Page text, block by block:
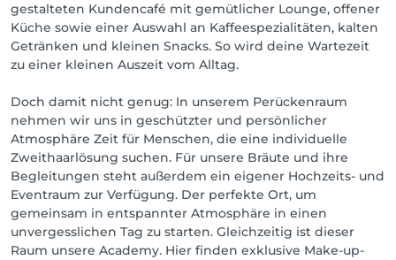
gestalteten Kundencafé mit gemütlicher Lounge, offener
Küche sowie einer Auswahl an Kaffeespezialitäten, kalten
Getränken und kleinen Snacks. So wird deine Wartezeit
zu einer kleinen Auszeit vom Alltag.
Doch damit nicht genug: In unserem Perückenraum
nehmen wir uns in geschützter und persönlicher
Atmosphäre Zeit für Menschen, die eine individuelle
Zweithaarlösung suchen. Für unsere Bräute und ihre
Begleitungen steht außerdem ein eigener Hochzeits- und
Eventraum zur Verfügung. Der perfekte Ort, um
gemeinsam in entspannter Atmosphäre in einen
unvergesslichen Tag zu starten. Gleichzeitig ist dieser
Raum unsere Academy. Hier finden exklusive Make-up-